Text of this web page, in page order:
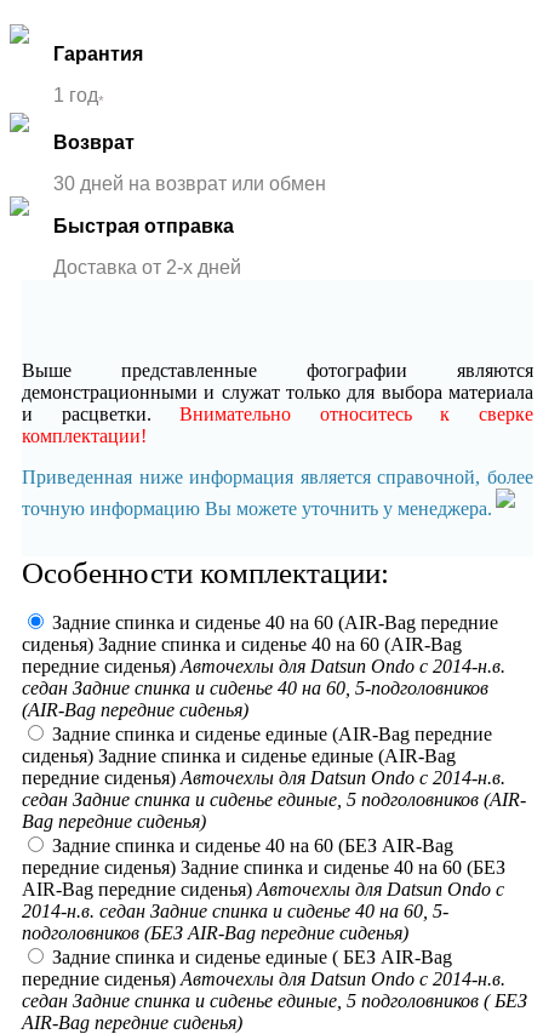
Гарантия
1 год*
Возврат
30 дней на возврат или обмен
Быстрая отправка
Доставка от 2-x дней
Выше представленные фотографии являются
демонстрационными и служат только для выбора материала
и расцветки.Внимательно относитесь к сверке
комплектации!
Приведенная ниже информация является справочной, более
точную информацию Вы можете уточнить у менеджера.
Особенности комплектации:
Задние спинка и сиденье 40 на 60 (AIR-Bag передние
сиденья) Задние спинка и сиденье 40 на 60 (AIR-Bag
передние сиденья) Авточехлы для Datsun Ondo с 2014-н.в.
седан Задние спинка и сиденье 40 на 60, 5-подголовников
(AIR-Bag передние сиденья)
Задние спинка и сиденье единые (AIR-Bag передние
сиденья) Задние спинка и сиденье единые (AIR-Bag
передние сиденья) Авточехлы для Datsun Ondo с 2014-н.в.
седан Задние спинка и сиденье единые, 5 подголовников (AIR-
Bag передние сиденья)
Задние спинка и сиденье 40 на 60 (БЕЗ AIR-Bag
передние сиденья) Задние спинка и сиденье 40 на 60 (БЕЗ
AIR-Bag передние сиденья) Авточехлы для Datsun Ondo с
2014-н.в. седан Задние спинка и сиденье 40 на 60, 5-
подголовников (БЕЗ AIR-Bag передние сиденья)
Задние спинка и сиденье единые ( БЕЗ AIR-Bag
передние сиденья) Авточехлы для Datsun Ondo с 2014-н.в.
седан Задние спинка и сиденье единые, 5 подголовников ( БЕЗ
AIR-Bag передние сиденья)